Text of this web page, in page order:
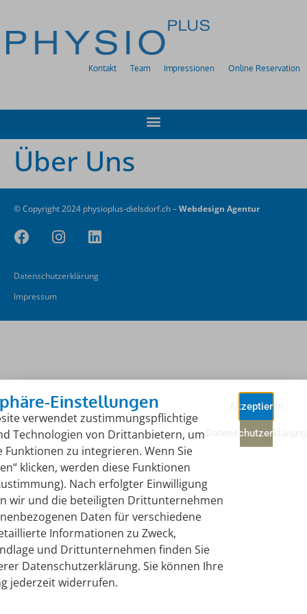
Kontakt Team Impressionen Online Reservation
Über Uns
© Copyright 2024 physioplus-dielsdorf.ch –Webdesign Agentur
Datenschutzerklärung
Impressum
Einstellungen
verwendet zustimmungspflichtige
Technologien von Drittanbietern, um
zu integrieren. Wenn Sie
klicken, werden diese Funktionen
Nach erfolgter Einwilligung
wir und die beteiligten Drittunternehmen
Daten für verschiedene
Informationen zu Zweck,
und Drittunternehmen finden Sie
Datenschutzerklärung. Sie können Ihre
jederzeit widerrufen.
Akzeptieren
Datenschutzerklärung